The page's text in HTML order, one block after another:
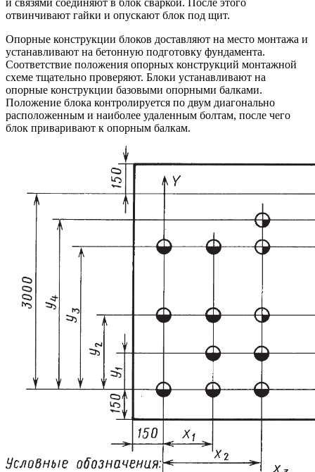
отвинчивают гайки и опускают блок под щит.
Опорные конструкции блоков доставляют на место монтажа и
устанавливают на бетонную подготовку фундамента.
Соответствие положения опорных конструкций монтажной
схеме тщательно проверяют. Блоки устанавливают на
опорные конструкции базовыми опорными балками.
Положение блока контролируется по двум диагонально
расположенным и наиболее удаленным болтам, после чего
блок приваривают к опорным балкам.